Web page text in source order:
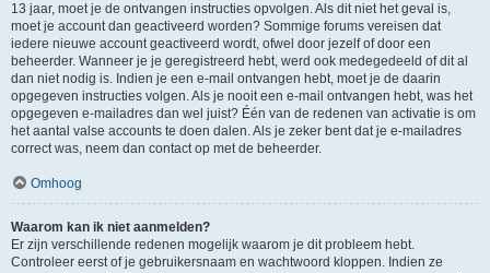
13 jaar, moet je de ontvangen instructies opvolgen. Als dit niet het geval is,
moet je account dan geactiveerd worden? Sommige forums vereisen dat
iedere nieuwe account geactiveerd wordt, ofwel door jezelf of door een
beheerder. Wanneer je je geregistreerd hebt, werd ook medegedeeld of dit al
dan niet nodig is. Indien je een e-mail ontvangen hebt, moet je de daarin
opgegeven instructies volgen. Als je nooit een e-mail ontvangen hebt, was het
opgegeven e-mailadres dan wel juist? Één van de redenen van activatie is om
het aantal valse accounts te doen dalen. Als je zeker bent dat je e-mailadres
correct was, neem dan contact op met de beheerder.
Omhoog
Waarom kan ik niet aanmelden?
Er zijn verschillende redenen mogelijk waarom je dit probleem hebt.
Controleer eerst of je gebruikersnaam en wachtwoord kloppen. Indien ze